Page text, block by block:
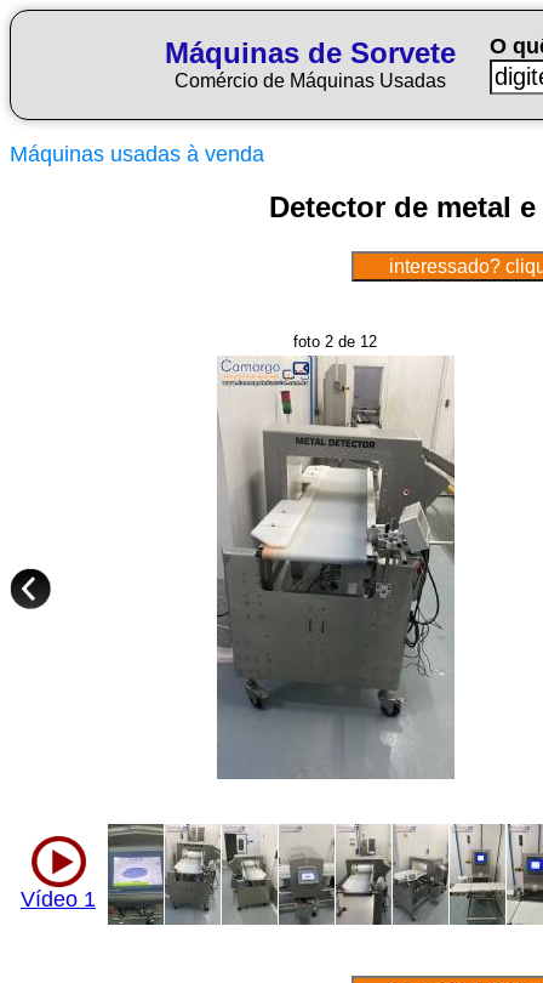
Máquinas de Sorvete
Comércio de Máquinas Usadas
O
Máquinas usadas à venda
Detector de metal
foto 2 de 12
Vídeo 1